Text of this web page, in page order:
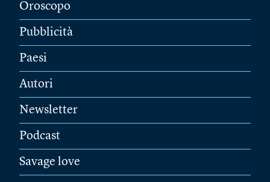
Oroscopo
Pubblicità
Paesi
Autori
Newsletter
Podcast
Savage love